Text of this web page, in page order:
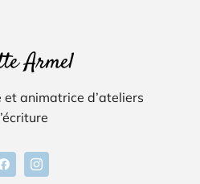
Armel
et animatrice d’ateliers